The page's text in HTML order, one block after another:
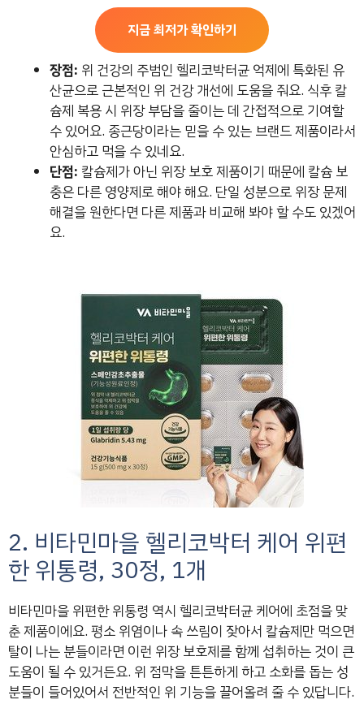
지금 최저가 확인하기
장점: 위 건강의 주범인 헬리코박터균 억제에 특화된 유
산균으로 근본적인 위 건강 개선에 도움을 줘요. 식후 칼
슘제 복용 시 위장 부담을 줄이는 데 간접적으로 기여할
수 있어요. 종근당이라는 믿을 수 있는 브랜드 제품이라서
안심하고 먹을 수 있네요.
단점: 칼슘제가 아닌 위장 보호 제품이기 때문에 칼슘 보
충은 다른 영양제로 해야 해요. 단일 성분으로 위장 문제
해결을 원한다면 다른 제품과 비교해 봐야 할 수도 있겠어
요.
2. 비타민마을 헬리코박터 케어 위편
한 위통령, 30정, 1개
비타민마을 위편한 위통령 역시 헬리코박터균 케어에 초점을 맞
춘 제품이에요. 평소 위염이나 속 쓰림이 잦아서 칼슘제만 먹으면
탈이 나는 분들이라면 이런 위장 보호제를 함께 섭취하는 것이 큰
도움이 될 수 있거든요. 위 점막을 튼튼하게 하고 소화를 돕는 성
분들이 들어있어서 전반적인 위 기능을 끌어올려 줄 수 있답니다.